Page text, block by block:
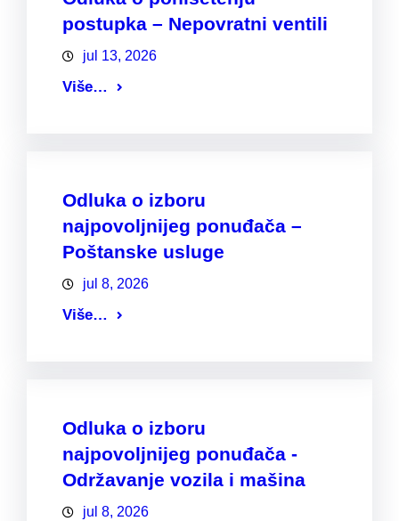
postupka – Nepovratni ventili
jul 13, 2026
Više…
Odluka o izboru
najpovoljnijeg ponuđača –
Poštanske usluge
jul 8, 2026
Više…
Odluka o izboru
najpovoljnijeg ponuđača -
Održavanje vozila i mašina
jul 8, 2026